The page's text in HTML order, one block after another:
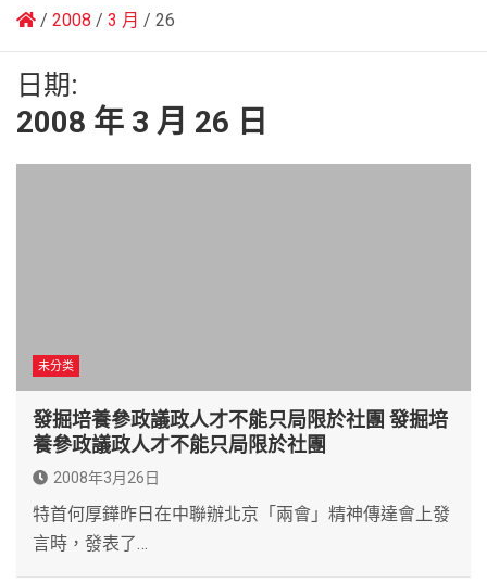
2008 3 月 26
日期:
2008 年 3 月 26 日
未分类
發掘培養參政議政人才不能只局限於社團 發掘培
養參政議政人才不能只局限於社團
2008年3月26日
特首何厚鏵昨日在中聯辦北京「兩會」精神傳達會上發
言時，發表了…